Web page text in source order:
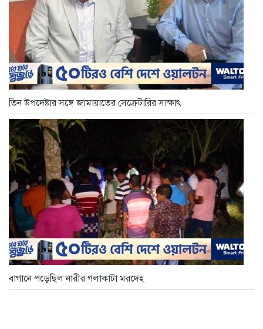
তিন উপদেষ্টার সঙ্গে জামায়াতের সেক্রেটারির সাক্ষাৎ
বাগানে পড়েছিল নারীর গলাকাটা মরদেহ